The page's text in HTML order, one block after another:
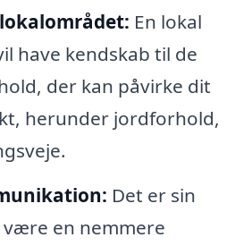
En lokal
have kendskab til de
der kan påvirke dit
herunder jordforhold,
Det er sin
en nemmere